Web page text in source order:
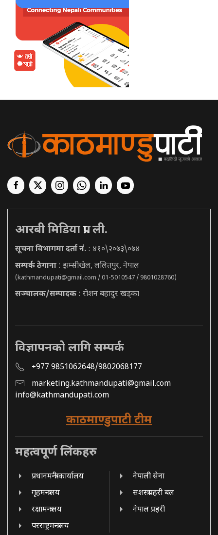
आरबी मिडिया प्रा. ली.
सूचना विभागमा दर्ता नं. : ४१०\२०७३\०७४
सम्पर्क ठेगाना : झम्सीखेल, ललितपुर, नेपाल
(kathmandupati@gmail.com / 01-5010547 / 9801028760)
सञ्चालक/सम्पादक : रोशन बहादुर खड्का
विज्ञापनको लागि सम्पर्क
+977 9851062648/9802068177
marketing.kathmandupati@gmail.com
info@kathmandupati.com
काठमाण्डुपाटी टीम
महत्वपूर्ण लिंकहरु
प्रधानमन्त्री कार्यालय
गृहमन्त्रालय
रक्षामन्त्रालय
परराष्ट्रमन्त्रालय
नेपाली सेना
सशस्त्र प्रहरी बल
नेपाल प्रहरी